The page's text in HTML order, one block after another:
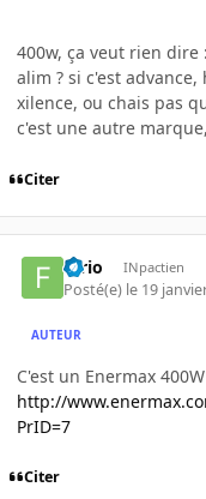
400w, ça veut rien
alim ? si c'est
xilence, ou chais pas
c'est une autre
Citer
furio INpactien
Posté(e) le 19
AUTEUR
C'est un Enermax
http://
PrID=7
Citer